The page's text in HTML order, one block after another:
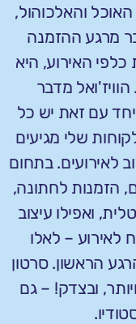
האוכל והאלכוהול,
מרגע ההזמנה
האירוע, היא
מדבר
עם זאת יש כל
שלי מגיעים
לאירועים. בתחום
הזמנות לחתונה,
ואפילו עיצוב
לאירוע – לאלו
הראשון. סרטון
ובצדק! – גם